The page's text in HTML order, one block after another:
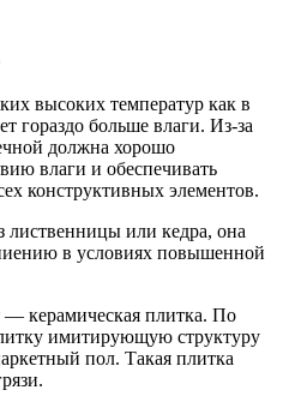
высоких температур как в
гораздо больше влаги. Из-за
должна хорошо
влаги и обеспечивать
конструктивных элементов.
лиственницы или кедра, она
в условиях повышенной
керамическая плитка. По
имитирующую структуру
пол. Такая плитка